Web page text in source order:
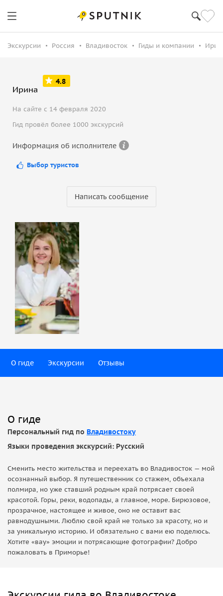
Экскурсии Россия Владивосток Гиды и компании
Ирина
4.8
На сайте с 14 февраля 2020
Гид провёл более 1000 экскурсий
Информация об исполнителе
Выбор туристов
Написать сообщение
О гиде Экскурсии Отзывы
О гиде
Персональный гид по Владивостоку
Языки проведения экскурсий: Русский
Сменить место жительства и переехать во Владивосток — мой
осознанный выбор. Я путешественник со стажем, объехала
полмира, но уже ставший родным край потрясает своей
красотой. Горы, реки, водопады, а главное, море. Бирюзовое,
прозрачное, настоящее и живое, оно не оставит вас
равнодушными. Люблю свой край не только за красоту, но и
за уникальную историю. И обязательно с вами ею поделюсь.
Хотите «вау» эмоции и потрясающие фотографии? Добро
пожаловать в Приморье!